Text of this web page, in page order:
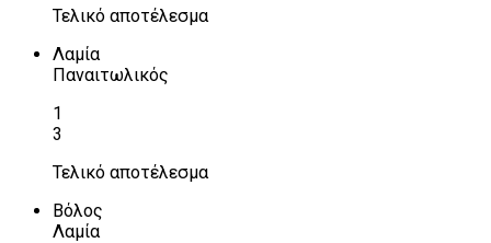
Τελικό αποτέλεσμα
Λαμία
Παναιτωλικός
1
3
Τελικό αποτέλεσμα
Βόλος
Λαμία